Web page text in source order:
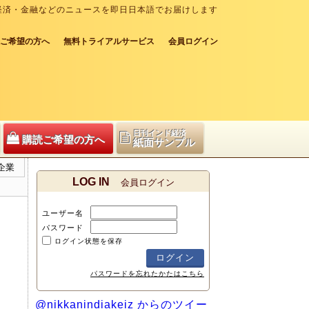
・金融などのニュースを即日日本語でお届けします
希望の方へ 無料トライアルサービス 会員ログイン
購読ご希望の方へ
日刊インド経済
紙面サンプル
業
LOG IN 会員ログイン
ユーザー名
パスワード
ログイン状態を保存
パスワードを忘れたかたはこちら
@nikkanindiakeiz からのツイー